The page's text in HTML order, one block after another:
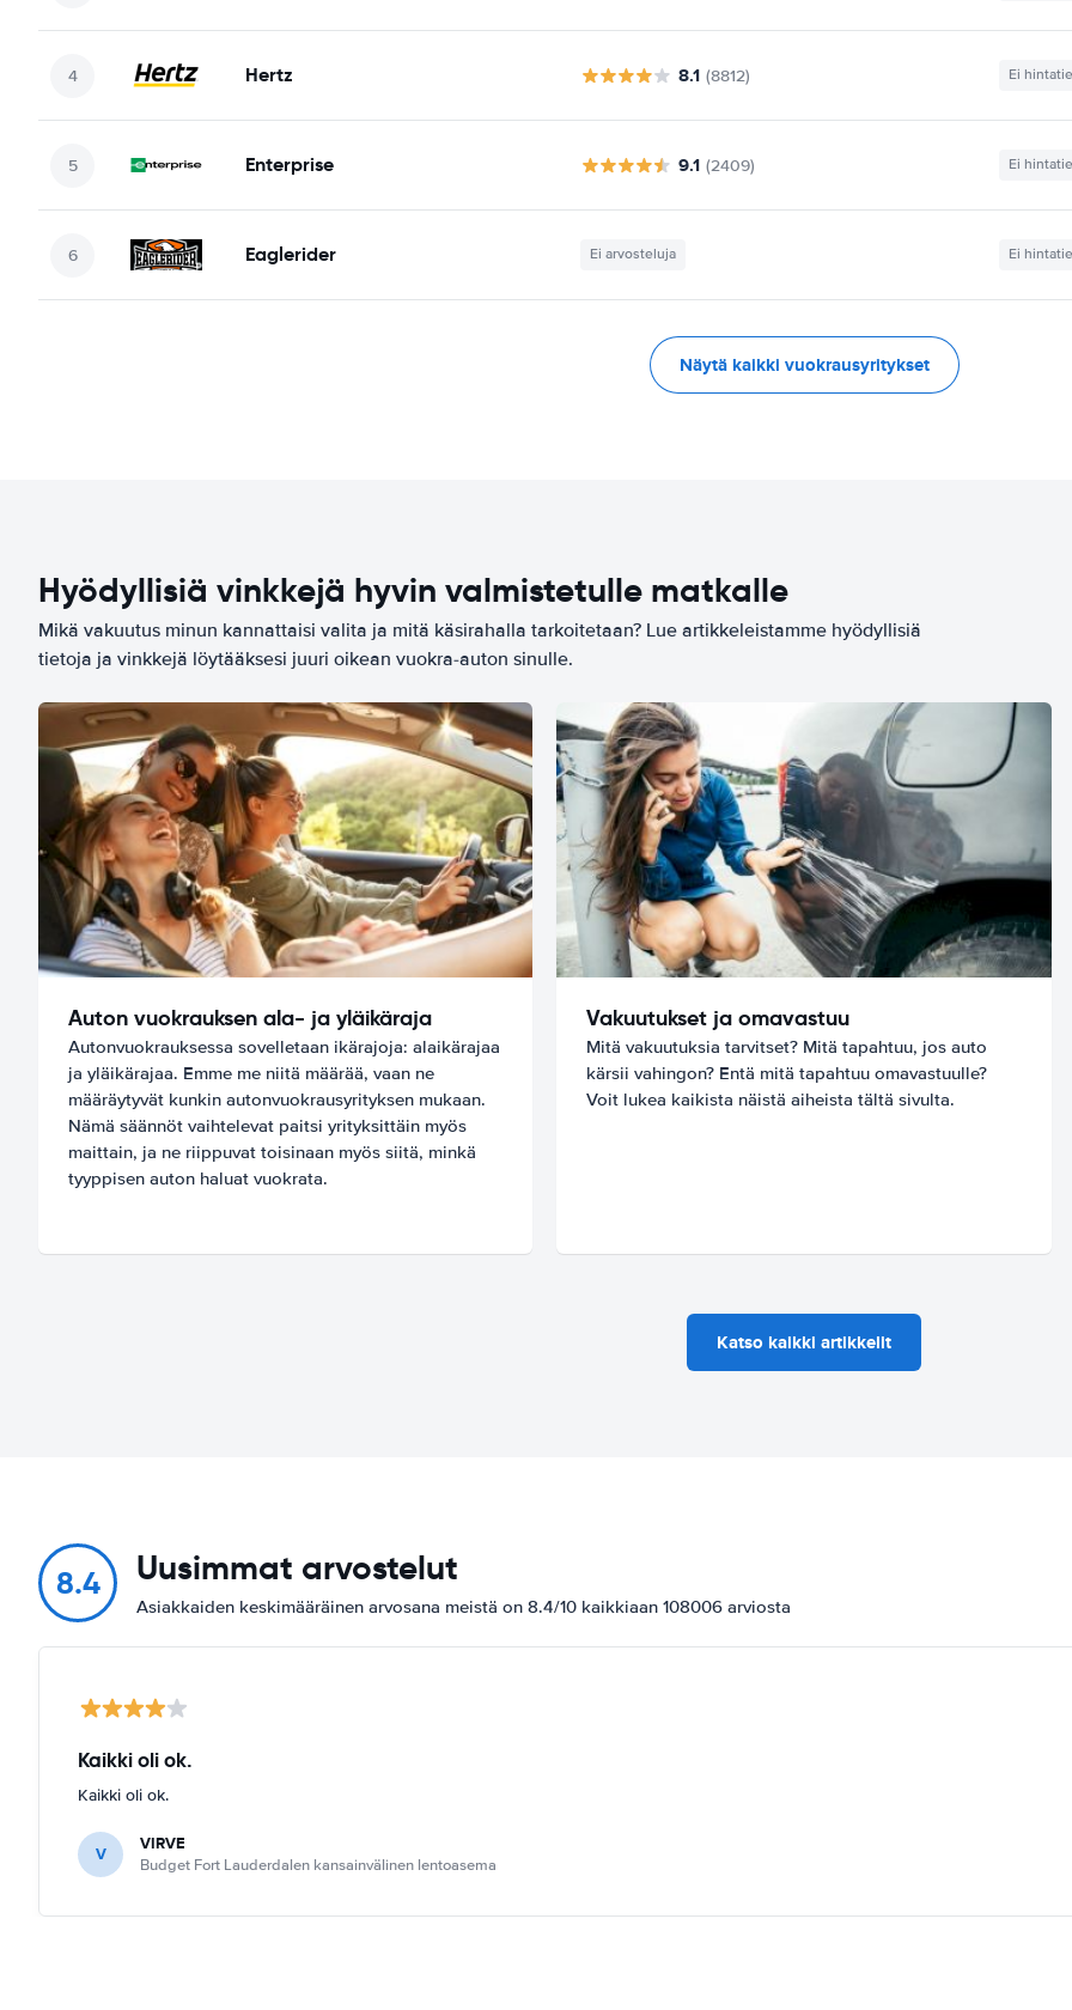
Hertz 8.1 (8812) Ei
Enterprise 9.1 (2409) Ei
Eaglerider Ei arvosteluja Ei
Näytä kaikki vuokrausyritykset
Hyödyllisiä vinkkejä hyvin valmistetulle matkalle
Mikä vakuutus minun kannattaisi valita ja mitä käsirahalla tarkoitetaan? Lue artikkeleistamme hyödyllisiä
tietoja ja vinkkejä löytääksesi juuri oikean vuokra-auton sinulle.
Auton vuokrauksen ala- ja yläikäraja
Autonvuokrauksessa sovelletaan ikärajoja: alaikärajaa
ja yläikärajaa. Emme me niitä määrää, vaan ne
määräytyvät kunkin autonvuokrausyrityksen mukaan.
Nämä säännöt vaihtelevat paitsi yrityksittäin myös
maittain, ja ne riippuvat toisinaan myös siitä, minkä
tyyppisen auton haluat vuokrata.
Vakuutukset ja omavastuu
Mitä vakuutuksia tarvitset? Mitä tapahtuu, jos auto
kärsii vahingon? Entä mitä tapahtuu omavastuulle?
Voit lukea kaikista näistä aiheista tältä sivulta.
Katso kaikki artikkelit
8.4 Uusimmat arvostelut
Asiakkaiden keskimääräinen arvosana meistä on 8.4/10 kaikkiaan 108006 arviosta
Kaikki oli ok.
Kaikki oli ok.
V VIRVE
Budget Fort Lauderdalen kansainvälinen lentoasema